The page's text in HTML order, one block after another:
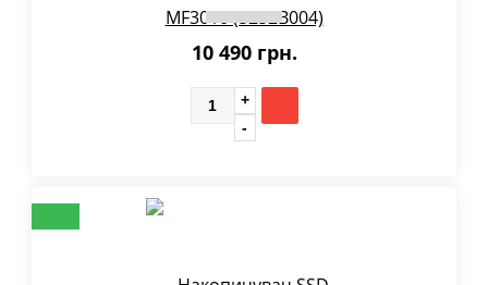
10 490 грн.